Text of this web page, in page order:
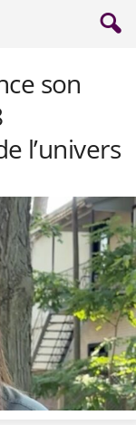
son
l’univers